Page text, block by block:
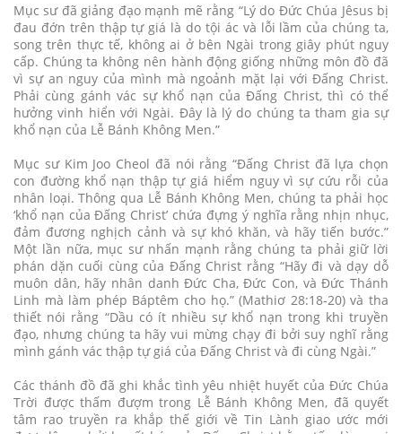
Mục sư đã giảng đạo mạnh mẽ rằng “Lý do Đức Chúa Jêsus bị
đau đớn trên thập tự giá là do tội ác và lỗi lầm của chúng ta,
song trên thực tế, không ai ở bên Ngài trong giây phút nguy
cấp. Chúng ta không nên hành động giống những môn đồ đã
vì sự an nguy của mình mà ngoảnh mặt lại với Đấng Christ.
Phải cùng gánh vác sự khổ nạn của Đấng Christ, thì có thể
hưởng vinh hiển với Ngài. Đây là lý do chúng ta tham gia sự
khổ nạn của Lễ Bánh Không Men.”
Mục sư Kim Joo Cheol đã nói rằng “Đấng Christ đã lựa chọn
con đường khổ nạn thập tự giá hiểm nguy vì sự cứu rỗi của
nhân loại. Thông qua Lễ Bánh Không Men, chúng ta phải học
‘khổ nạn của Đấng Christ’ chứa đựng ý nghĩa rằng nhịn nhục,
đảm đương nghịch cảnh và sự khó khăn, và hãy tiến bước.”
Một lần nữa, mục sư nhấn mạnh rằng chúng ta phải giữ lời
phán dặn cuối cùng của Đấng Christ rằng “Hãy đi và dạy dỗ
muôn dân, hãy nhân danh Đức Cha, Đức Con, và Đức Thánh
Linh mà làm phép Báptêm cho họ.” (Mathiơ 28:18-20) và tha
thiết nói rằng “Dầu có ít nhiều sự khổ nạn trong khi truyền
đạo, nhưng chúng ta hãy vui mừng chạy đi bởi suy nghĩ rằng
mình gánh vác thập tự giá của Đấng Christ và đi cùng Ngài.”
Các thánh đồ đã ghi khắc tình yêu nhiệt huyết của Đức Chúa
Trời được thấm đượm trong Lễ Bánh Không Men, đã quyết
tâm rao truyền ra khắp thế giới về Tin Lành giao ước mới